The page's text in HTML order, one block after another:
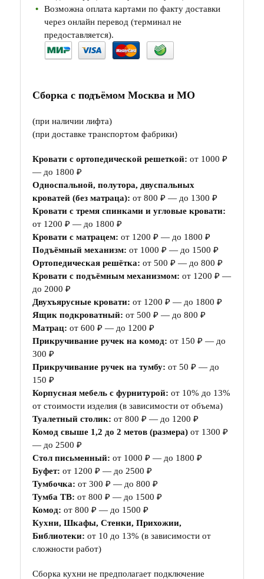
Возможна оплата картами по факту доставки
через онлайн перевод (терминал не
предоставляется).
Сборка с подъёмом Москва и МО
(при наличии лифта)
(при доставке транспортом фабрики)
Кровати с ортопедической решеткой: от 1000 ₽
— до 1800 ₽
Односпальной, полутора, двуспальных
кроватей (без матраца): от 800 ₽ — до 1300 ₽
Кровати с тремя спинками и угловые кровати:
от 1200 ₽ — до 1800 ₽
Кровати с матрацем: от 1200 ₽ — до 1800 ₽
Подъёмный механизм: от 1000 ₽ — до 1500 ₽
Ортопедическая решётка: от 500 ₽ — до 800 ₽
Кровати с подъёмным механизмом: от 1200 ₽ —
до 2000 ₽
Двухъярусные кровати: от 1200 ₽ — до 1800 ₽
Ящик подкроватный: от 500 ₽ — до 800 ₽
Матрац: от 600 ₽ — до 1200 ₽
Прикручивание ручек на комод: от 150 ₽ — до
300 ₽
Прикручивание ручек на тумбу: от 50 ₽ — до
150 ₽
Корпусная мебель с фурнитурой: от 10% до 13%
от стоимости изделия (в зависимости от объема)
Туалетный столик: от 800 ₽ — до 1200 ₽
Комод свыше 1,2 до 2 метов (размера) от 1300 ₽
— до 2500 ₽
Стол письменный: от 1000 ₽ — до 1800 ₽
Буфет: от 1200 ₽ — до 2500 ₽
Тумбочка: от 300 ₽ — до 800 ₽
Тумба ТВ: от 800 ₽ — до 1500 ₽
Комод: от 800 ₽ — до 1500 ₽
Кухни, Шкафы, Стенки, Прихожии,
Библиотеки: от 10 до 13% (в зависимости от
сложности работ)
Сборка кухни не предполагает подключение